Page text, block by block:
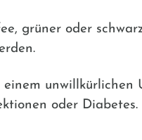
grüner oder
unwillkürlichen
oder